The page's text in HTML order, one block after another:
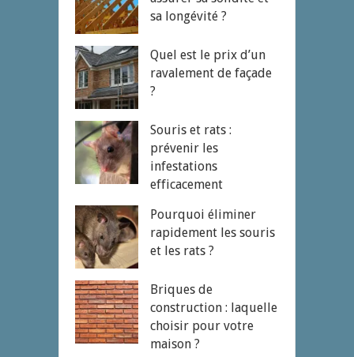
sa longévité ?
Quel est le prix d’un
ravalement de façade
?
Souris et rats :
prévenir les
infestations
efficacement
Pourquoi éliminer
rapidement les souris
et les rats ?
Briques de
construction : laquelle
choisir pour votre
maison ?